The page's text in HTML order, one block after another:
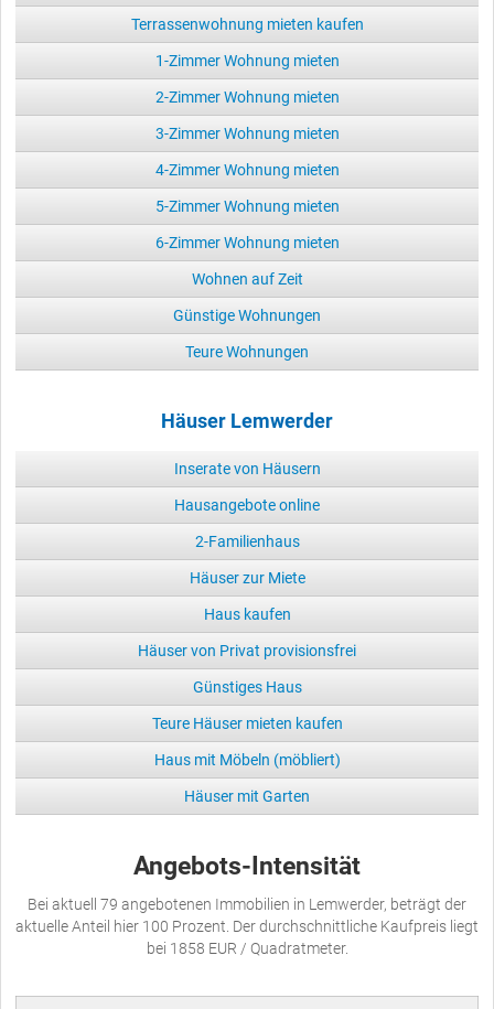
Terrassenwohnung mieten kaufen
1-Zimmer Wohnung mieten
2-Zimmer Wohnung mieten
3-Zimmer Wohnung mieten
4-Zimmer Wohnung mieten
5-Zimmer Wohnung mieten
6-Zimmer Wohnung mieten
Wohnen auf Zeit
Günstige Wohnungen
Teure Wohnungen
Häuser Lemwerder
Inserate von Häusern
Hausangebote online
2-Familienhaus
Häuser zur Miete
Haus kaufen
Häuser von Privat provisionsfrei
Günstiges Haus
Teure Häuser mieten kaufen
Haus mit Möbeln (möbliert)
Häuser mit Garten
Angebots-Intensität
Bei aktuell 79 angebotenen Immobilien in Lemwerder, beträgt der
aktuelle Anteil hier 100 Prozent. Der durchschnittliche Kaufpreis liegt
bei 1858 EUR / Quadratmeter.